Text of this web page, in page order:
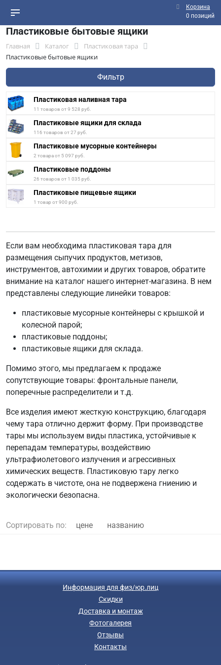
Корзина
0 позиций
Пластиковые бытовые ящики
Главная Каталог
Пластиковая тара
Пластиковые бытовые ящики
Фильтр
Пластиковая наливная тара
11 товаров от 9 528 руб.
Пластиковые ящики для склада
116 товаров от 27 руб.
Пластиковые мусорные контейнеры
2 товара от 5 097 руб.
Пластиковые поддоны
26 товаров от 1 035 руб.
Пластиковые пищевые ящики
1 товар от 900 руб.
Если вам необходима пластиковая тара для
размещения сыпучих продуктов, метизов,
инструментов, автохимии и других товаров, обратите
внимание на каталог нашего интернет-магазина. В нем
представлены следующие линейки товаров:
пластиковые мусорные контейнеры с крышкой и
колесной парой;
пластиковые поддоны;
пластиковые ящики для склада.
Помимо этого, мы предлагаем к продаже
сопутствующие товары: фронтальные панели,
поперечные распределители и т.д.
Все изделия имеют жесткую конструкцию, благодаря
чему тара отлично держит форму. При производстве
тары мы используем виды пластика, устойчивые к
перепадам температуры, воздействию
ультрафиолетового излучения и агрессивных
химических веществ. Пластиковую тару легко
содержать в чистоте, она не подвержена гниению и
экологически безопасна.
Сортировать по: цене названию
Информация для физ/юр.лиц
Скидки
Доставка и монтаж
Фотогалерея
Отзывы
Контакты